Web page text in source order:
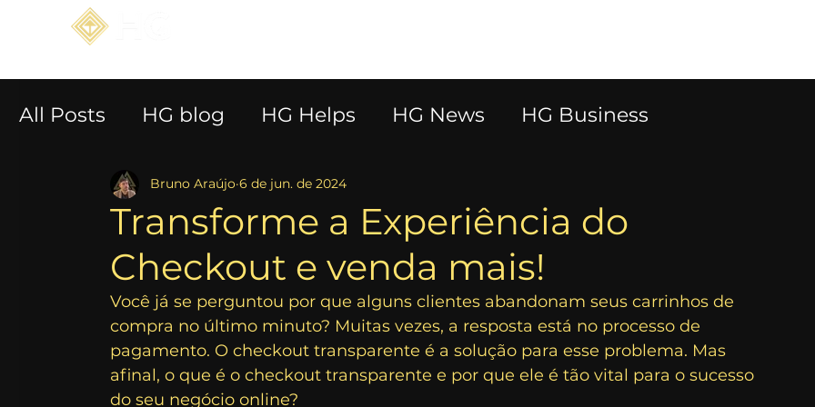
All Posts HG blog HG Helps HG News HG Business
Transforme a Experiência do
Checkout e venda mais!
Bruno Araújo 6 de jun. de 2024
Você já se perguntou por que alguns clientes abandonam seus carrinhos de
compra no último minuto? Muitas vezes, a resposta está no processo de
pagamento. O checkout transparente é a solução para esse problema. Mas
afinal, o que é o checkout transparente e por que ele é tão vital para o sucesso
do seu negócio online?